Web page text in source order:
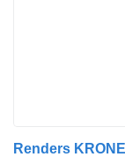
Renders KRONE